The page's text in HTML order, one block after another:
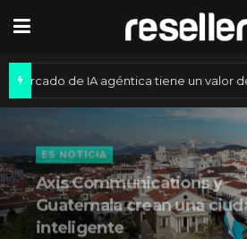
ES NOTICIA
Axis Communications y
Guatemala crean una ciudad
inteligente